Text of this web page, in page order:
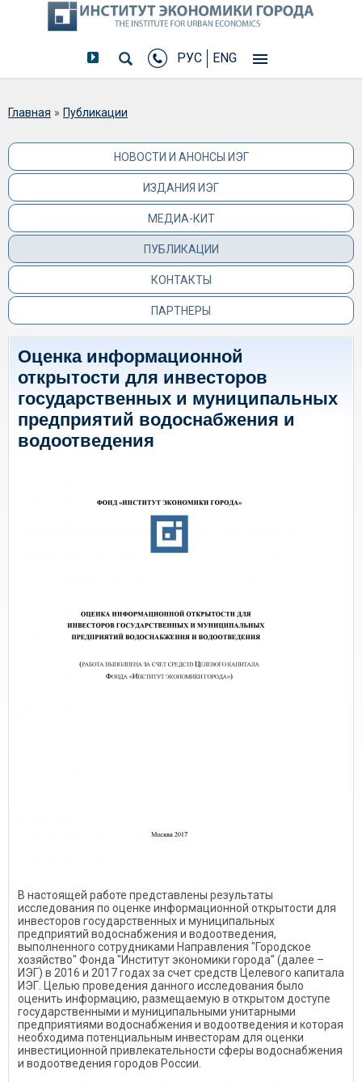
РУС ENG
Вы здесь
Главная » Публикации
НОВОСТИ И АНОНСЫ ИЭГ
ИЗДАНИЯ ИЭГ
МЕДИА-КИТ
ПУБЛИКАЦИИ
КОНТАКТЫ
ПАРТНЕРЫ
Оценка информационной
открытости для инвесторов
государственных и муниципальных
предприятий водоснабжения и
водоотведения
В настоящей работе представлены результаты
исследования по оценке информационной открытости для
инвесторов государственных и муниципальных
предприятий водоснабжения и водоотведения,
выполненного сотрудниками Направления "Городское
хозяйство" Фонда "Институт экономики города" (далее –
ИЭГ) в 2016 и 2017 годах за счет средств Целевого капитала
ИЭГ. Целью проведения данного исследования было
оценить информацию, размещаемую в открытом доступе
государственными и муниципальными унитарными
предприятиями водоснабжения и водоотведения и которая
необходима потенциальным инвесторам для оценки
инвестиционной привлекательности сферы водоснабжения
и водоотведения городов России.